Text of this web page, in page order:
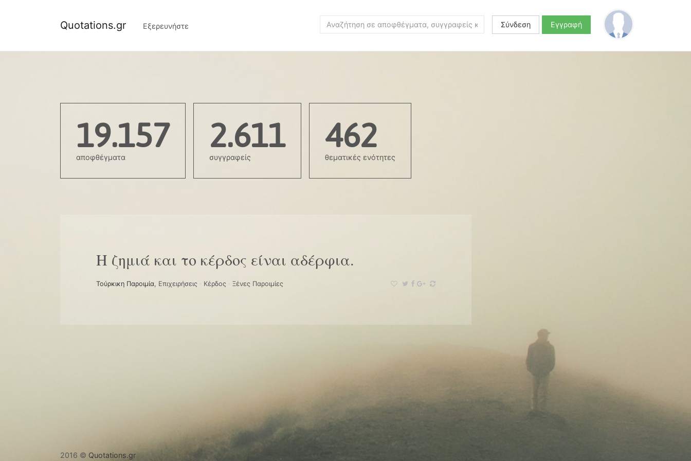
Quotations.gr Εξερευνήστε Σύνδεση Εγγραφή
19.157
αποφθέγματα
2.611
συγγραφείς
462
θεματικές ενότητες
Η ζημιά και το κέρδος είναι αδέρφια.
Τούρκικη Παροιμία, Επιχειρήσεις · Κέρδος · Ξένες Παροιμίες
2016 © Quotations.gr